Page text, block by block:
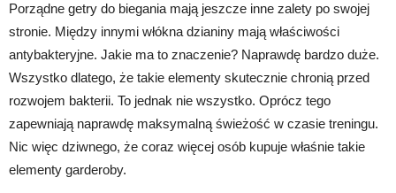
Porządne getry do biegania mają jeszcze inne zalety po swojej
stronie. Między innymi włókna dzianiny mają właściwości
antybakteryjne. Jakie ma to znaczenie? Naprawdę bardzo duże.
Wszystko dlatego, że takie elementy skutecznie chronią przed
rozwojem bakterii. To jednak nie wszystko. Oprócz tego
zapewniają naprawdę maksymalną świeżość w czasie treningu.
Nic więc dziwnego, że coraz więcej osób kupuje właśnie takie
elementy garderoby.